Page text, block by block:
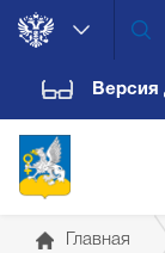
Версия
Главная